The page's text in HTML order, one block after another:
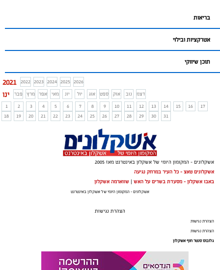
בריאות
אטרקציות ובילוי
תוכן שיווקי
2021 2022 2023 2024 2025 2026
ינו פבר מרץ אפר מאי יונ יול אוג ספט אוק נוב
דצמ
1
2 3 4 5 6 7 8 9 10 11 12 13 14 15 16
17
18
19 20 21 22 23 24 25 26 27 28 29 30 31
אשקלונים - המקומון היומי של אשקלון באינטרנט מאז 2005
אשקלונים טאצ - כל העיר במרחק נגיעה
באבו אשקלון - מסעדת בשרים על האש | שווארמה אשקלון
אשקלונים - המקומון היומי של אשקלון באינטרנט
הצהרת נגישות
הצהרת נגישות
הצהרת נגישות
גלובוס סנטר חוף אשקלון